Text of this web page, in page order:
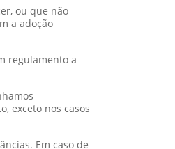
ou que não
a adoção
regulamento a
exceto nos casos
Em caso de